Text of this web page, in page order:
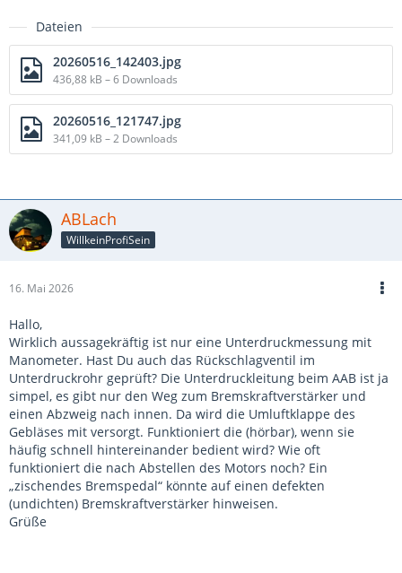
Dateien
20260516_142403.jpg
436,88 kB – 6 Downloads
20260516_121747.jpg
341,09 kB – 2 Downloads
ABLach
WillkeinProfiSein
16. Mai 2026
Hallo,
Wirklich aussagekräftig ist nur eine Unterdruckmessung mit
Manometer. Hast Du auch das Rückschlagventil im
Unterdruckrohr geprüft? Die Unterdruckleitung beim AAB ist ja
simpel, es gibt nur den Weg zum Bremskraftverstärker und
einen Abzweig nach innen. Da wird die Umluftklappe des
Gebläses mit versorgt. Funktioniert die (hörbar), wenn sie
häufig schnell hintereinander bedient wird? Wie oft
funktioniert die nach Abstellen des Motors noch? Ein
„zischendes Bremspedal“ könnte auf einen defekten
(undichten) Bremskraftverstärker hinweisen.
Grüße